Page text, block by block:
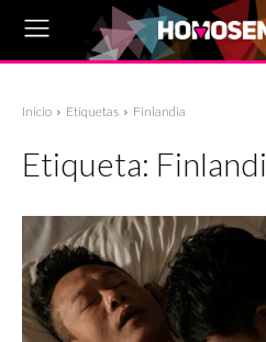
Inicio Etiquetas Finlandia
Etiqueta: